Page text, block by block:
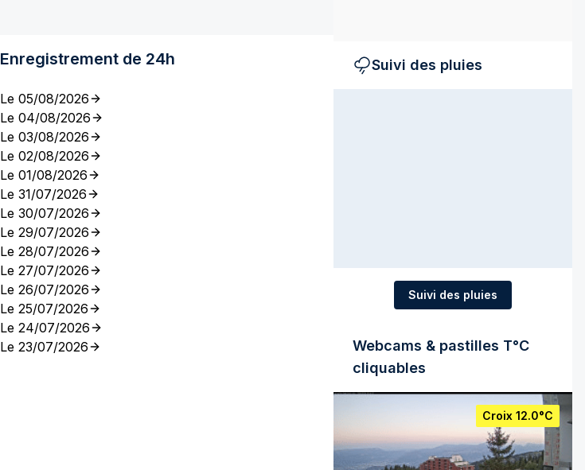
Enregistrement de 24h
Le 05/08/2026
Le 04/08/2026
Le 03/08/2026
Le 02/08/2026
Le 01/08/2026
Le 31/07/2026
Le 30/07/2026
Le 29/07/2026
Le 28/07/2026
Le 27/07/2026
Le 26/07/2026
Le 25/07/2026
Le 24/07/2026
Le 23/07/2026
Suivi des pluies
Suivi des pluies
Webcams & pastilles T°C
cliquables
Croix 12.0°C